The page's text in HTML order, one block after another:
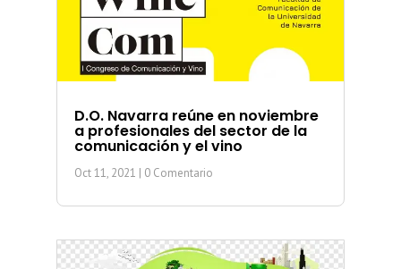
D.O. Navarra reúne en noviembre
a profesionales del sector de la
comunicación y el vino
Oct 11, 2021 | 0 Comentario